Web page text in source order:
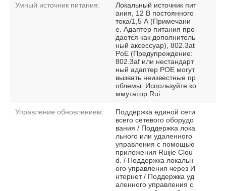
Умный источник питания:
Локальный источник пит
ания, 12 В постоянного
тока/1,5 А (Примечани
е. Адаптер питания про
дается как дополнитель
ный аксессуар), 802.3at
PoE (Предупреждение:
802.3af или нестандарт
ный адаптер POE могут
вызвать неизвестные пр
облемы. Используйте ко
ммутатор Rui
Управление обновлением:
Поддержка единой сети
всего сетевого оборудо
вания / Поддержка лока
льного или удаленного
управления с помощью
приложения Ruijie Clou
d. / Поддержка локальн
ого управления через И
нтернет / Поддержка уд
аленного управления с